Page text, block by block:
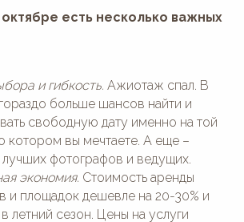
есть несколько важных
и гибкость. Ажиотаж спал. В
больше шансов найти и
свободную дату именно на той
котором вы мечтаете. А еще –
лучших фотографов и ведущих.
экономия. Стоимость аренды
и площадок дешевле на 20-30% и
летний сезон. Цены на услуги